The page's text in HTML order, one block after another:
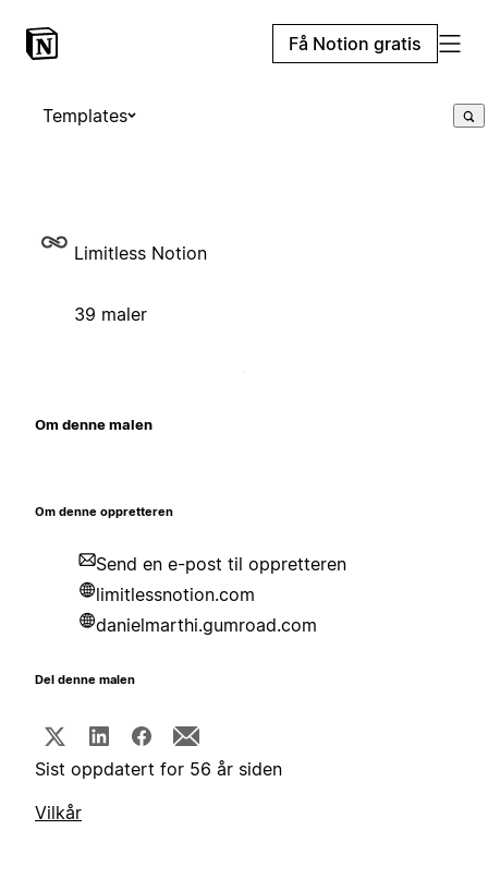
Få Notion gratis
Templates
Limitless Notion
39 maler
Om denne malen
Om denne oppretteren
Send en e-post til oppretteren
limitlessnotion.com
danielmarthi.gumroad.com
Del denne malen
Sist oppdatert for 56 år siden
Vilkår